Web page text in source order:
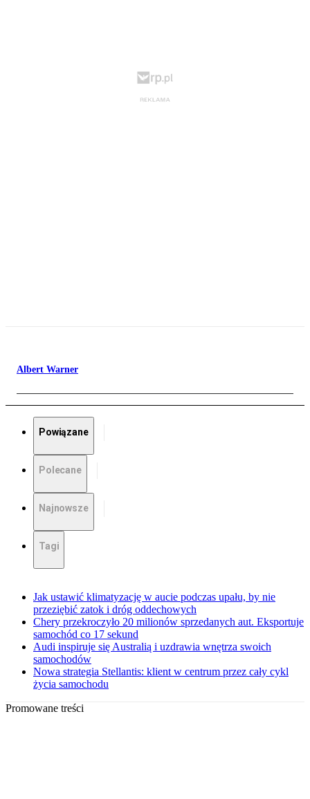
Albert Warner
Powiązane
Polecane
Najnowsze
Tagi
Jak ustawić klimatyzację w aucie podczas upału, by nie
przeziębić zatok i dróg oddechowych
Chery przekroczyło 20 milionów sprzedanych aut. Eksportuje
samochód co 17 sekund
Audi inspiruje się Australią i uzdrawia wnętrza swoich
samochodów
Nowa strategia Stellantis: klient w centrum przez cały cykl
życia samochodu
Promowane treści